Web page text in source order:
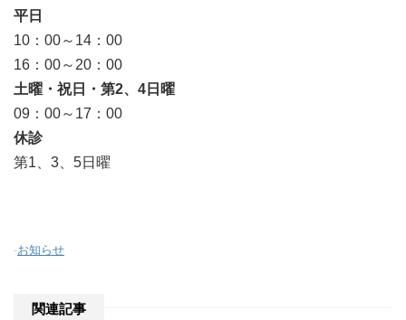
平日
10：00～14：00
16：00～20：00
土曜・祝日・第2、4日曜
09：00～17：00
休診
第1、3、5日曜
-お知らせ
関連記事